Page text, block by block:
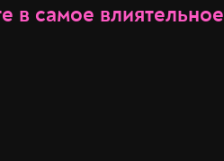
в самое влиятельное